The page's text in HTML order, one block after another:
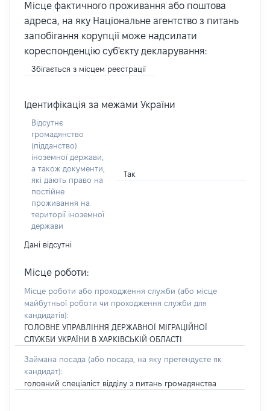
Місце фактичного проживання або поштова
адреса, на яку Національне агентство з питань
запобігання корупції може надсилати
кореспонденцію суб'єкту декларування:
Збігається з місцем реєстрації
Ідентифікація за межами України
Відсутнє
громадянство
(підданство)
іноземної держави,
а також документи,
які дають право на
постійне
проживання на
території іноземної
держави
Так
Дані відсутні
Місце роботи:
Місце роботи або проходження служби (або місце
майбутньої роботи чи проходження служби для
кандидатів):
ГОЛОВНЕ УПРАВЛІННЯ ДЕРЖАВНОЇ МІГРАЦІЙНОЇ
СЛУЖБИ УКРАЇНИ В ХАРКІВСЬКІЙ ОБЛАСТІ
Займана посада (або посада, на яку претендуєте як
кандидат):
головний спеціаліст відділу з питань громадянства